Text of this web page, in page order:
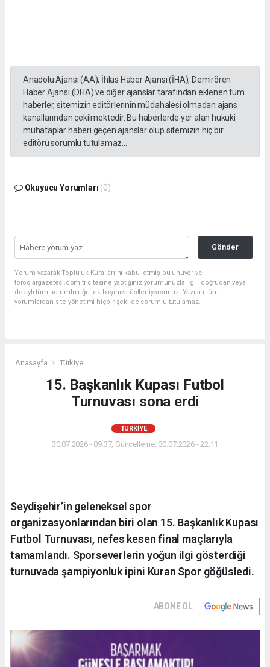
Anadolu Ajansı (AA), İhlas Haber Ajansı (İHA), Demirören
Haber Ajansı (DHA) ve diğer ajanslar tarafından eklenen tüm
haberler, sitemizin editörlerinin müdahalesi olmadan ajans
kanallarından çekilmektedir. Bu haberlerde yer alan hukuki
muhataplar haberi geçen ajanslar olup sitemizin hiç bir
editörü sorumlu tutulamaz...
Okuyucu Yorumları (0)
Gönder
Yorum yazarak Topluluk Kuralları’nı kabul etmiş bulunuyor ve
toroslargazetesi.com.tr sitesine yaptığınız yorumunuzla ilgili doğrudan veya
dolaylı tüm sorumluluğu tek başınıza üstleniyorsunuz. Yazılan tüm
yorumlardan site yönetimi hiçbir şekilde sorumlu tutulamaz.
Anasayfa Türkiye
15. Başkanlık Kupası Futbol
Turnuvası sona erdi
TÜRKIYE
30.07.2026 - 09:37, Güncelleme: 30.07.2026 - 22:11
Seydişehir’in geleneksel spor
organizasyonlarından biri olan 15. Başkanlık Kupası
Futbol Turnuvası, nefes kesen final maçlarıyla
tamamlandı. Sporseverlerin yoğun ilgi gösterdiği
turnuvada şampiyonluk ipini Kuran Spor göğüsledi.
ABONE OL